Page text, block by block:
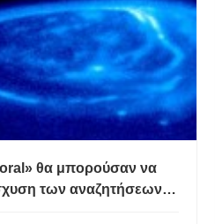
ου
θα μπορούσαν να
των αναζητήσεων